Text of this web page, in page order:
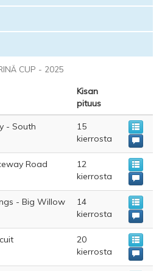
CUP - 2025
Kisan
pituus
- South
15
kierrosta
Road
12
kierrosta
- Big Willow
14
kierrosta
20
kierrosta